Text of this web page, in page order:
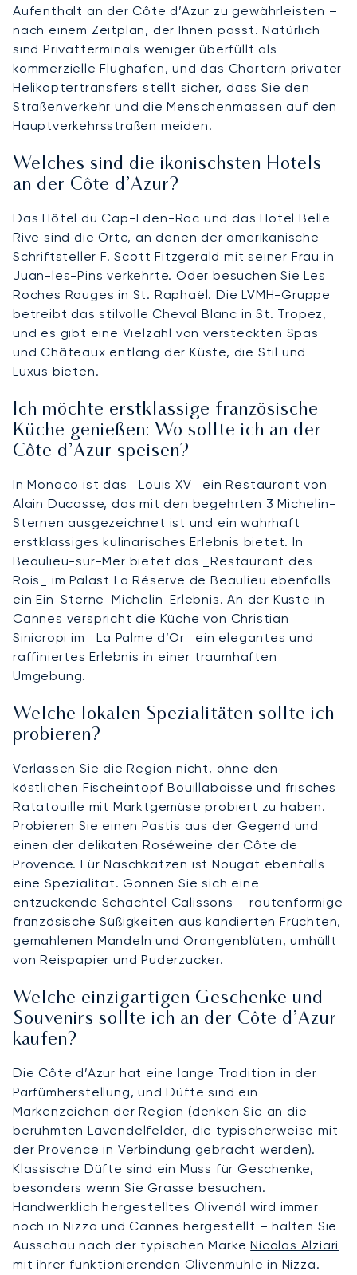
Aufenthalt an der Côte d’Azur zu gewährleisten –
nach einem Zeitplan, der Ihnen passt. Natürlich
sind Privatterminals weniger überfüllt als
kommerzielle Flughäfen, und das Chartern privater
Helikoptertransfers stellt sicher, dass Sie den
Straßenverkehr und die Menschenmassen auf den
Hauptverkehrsstraßen meiden.
Welches sind die ikonischsten Hotels
an der Côte d’Azur?
Das Hôtel du Cap-Eden-Roc und das Hotel Belle
Rive sind die Orte, an denen der amerikanische
Schriftsteller F. Scott Fitzgerald mit seiner Frau in
Juan-les-Pins verkehrte. Oder besuchen Sie Les
Roches Rouges in St. Raphaël. Die LVMH-Gruppe
betreibt das stilvolle Cheval Blanc in St. Tropez,
und es gibt eine Vielzahl von versteckten Spas
und Châteaux entlang der Küste, die Stil und
Luxus bieten.
Ich möchte erstklassige französische
Küche genießen: Wo sollte ich an der
Côte d’Azur speisen?
In Monaco ist das _Louis XV_ ein Restaurant von
Alain Ducasse, das mit den begehrten 3 Michelin-
Sternen ausgezeichnet ist und ein wahrhaft
erstklassiges kulinarisches Erlebnis bietet. In
Beaulieu-sur-Mer bietet das _Restaurant des
Rois_ im Palast La Réserve de Beaulieu ebenfalls
ein Ein-Sterne-Michelin-Erlebnis. An der Küste in
Cannes verspricht die Küche von Christian
Sinicropi im _La Palme d’Or_ ein elegantes und
raffiniertes Erlebnis in einer traumhaften
Umgebung.
Welche lokalen Spezialitäten sollte ich
probieren?
Verlassen Sie die Region nicht, ohne den
köstlichen Fischeintopf Bouillabaisse und frisches
Ratatouille mit Marktgemüse probiert zu haben.
Probieren Sie einen Pastis aus der Gegend und
einen der delikaten Roséweine der Côte de
Provence. Für Naschkatzen ist Nougat ebenfalls
eine Spezialität. Gönnen Sie sich eine
entzückende Schachtel Calissons – rautenförmige
französische Süßigkeiten aus kandierten Früchten,
gemahlenen Mandeln und Orangenblüten, umhüllt
von Reispapier und Puderzucker.
Welche einzigartigen Geschenke und
Souvenirs sollte ich an der Côte d’Azur
kaufen?
Die Côte d’Azur hat eine lange Tradition in der
Parfümherstellung, und Düfte sind ein
Markenzeichen der Region (denken Sie an die
berühmten Lavendelfelder, die typischerweise mit
der Provence in Verbindung gebracht werden).
Klassische Düfte sind ein Muss für Geschenke,
besonders wenn Sie Grasse besuchen.
Handwerklich hergestelltes Olivenöl wird immer
noch in Nizza und Cannes hergestellt – halten Sie
Ausschau nach der typischen MarkeNicolas Alziari
mit ihrer funktionierenden Olivenmühle in Nizza.